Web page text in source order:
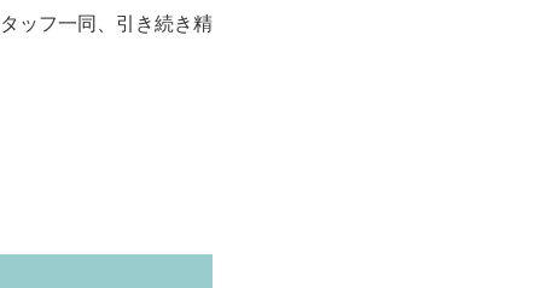
ッフ一同、引き続き精